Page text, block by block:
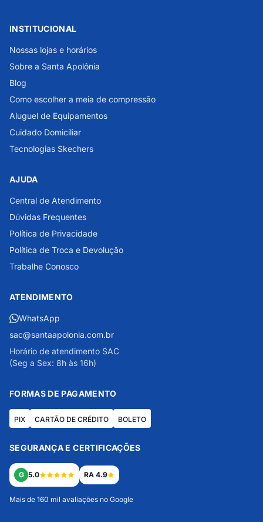
INSTITUCIONAL
Nossas lojas e horários
Sobre a Santa Apolônia
Blog
Como escolher a meia de compressão
Aluguel de Equipamentos
Cuidado Domiciliar
Tecnologias Skechers
AJUDA
Central de Atendimento
Dúvidas Frequentes
Política de Privacidade
Política de Troca e Devolução
Trabalhe Conosco
ATENDIMENTO
WhatsApp
sac@santaapolonia.com.br
Horário de atendimento SAC
(Seg a Sex: 8h às 16h)
FORMAS DE PAGAMENTO
PIX CARTÃO DE CRÉDITO BOLETO
SEGURANÇA E CERTIFICAÇÕES
G 5.0 RA 4.9
Mais de 160 mil avaliações no Google